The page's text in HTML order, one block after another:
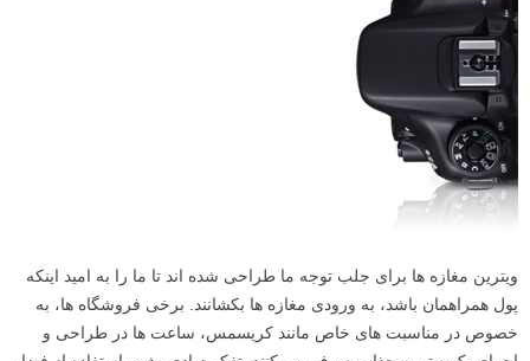
ویترین مغازه ها برای جلب توجه ما طراحی شده اند تا ما را به امید اینکه
پول همراهمان باشد، به ورودی مغازه ها بکشانند. برخی فروشگاه ها، به
خصوص در مناسبت های خاص مانند کریسمس، ساعت ها در طراحی و